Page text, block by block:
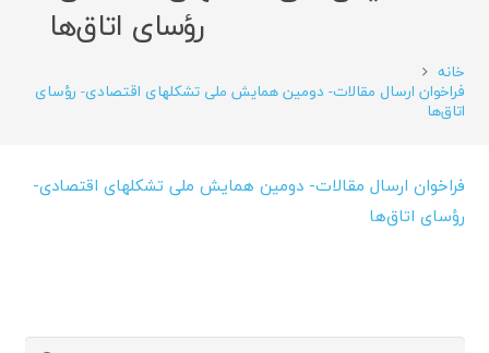
رؤسای اتاق‌ها
خانه
فراخوان ارسال مقالات- دومین همایش ملی تشکلهای اقتصادی- رؤسای
اتاق‌ها
فراخوان ارسال مقالات- دومین همایش ملی تشکلهای اقتصادی-
رؤسای اتاق‌ها